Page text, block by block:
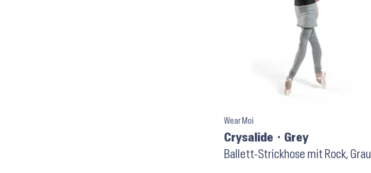
Wear Moi
Crysalide ⬝ Grey
Ballett-Strickhose mit Rock, Grau